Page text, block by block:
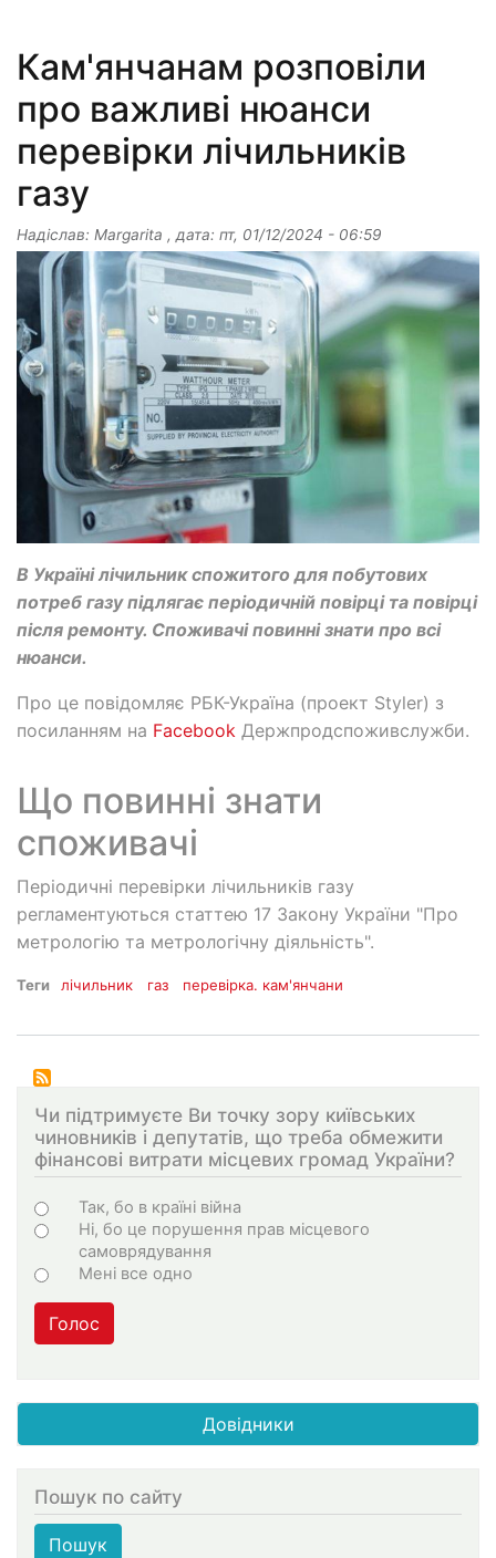
Кам'янчанам розповіли
про важливі нюанси
перевірки лічильників
газу
Надіслав: Margarita , дата: пт, 01/12/2024 - 06:59
В Україні лічильник спожитого для побутових
потреб газу підлягає періодичній повірці та повірці
після ремонту. Споживачі повинні знати про всі
нюанси.
Про це повідомляє РБК-Україна (проект Styler) з
посиланням на Facebook Держпродспоживслужби.
Що повинні знати
споживачі
Періодичні перевірки лічильників газу
регламентуються статтею 17 Закону України "Про
метрологію та метрологічну діяльність".
Теги лічильник газ перевірка. кам'янчани
Чи підтримуєте Ви точку зору київських
чиновників і депутатів, що треба обмежити
фінансові витрати місцевих громад України?
Варіанти
Так, бо в країні війна
Ні, бо це порушення прав місцевого
самоврядування
Мені все одно
Голос
Довідники
Пошук по сайту
Пошук